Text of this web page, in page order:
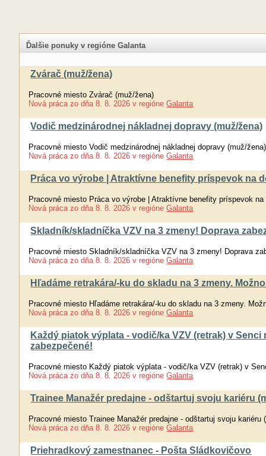
Ďalšie ponuky v regióne Galanta
Zvárač (muž/žena)
Pracovné miesto Zvárač (muž/žena)
Nová práca zo dňa 8. 8. 2026 v regióne Galanta
Vodič medzinárodnej nákladnej dopravy (muž/žena)
Pracovné miesto Vodič medzinárodnej nákladnej dopravy (muž/žena)
Nová práca zo dňa 8. 8. 2026 v regióne Galanta
Práca vo výrobe | Atraktívne benefity príspevok na
Pracovné miesto Práca vo výrobe | Atraktívne benefity príspevok
Nová práca zo dňa 8. 8. 2026 v regióne Galanta
Skladník/skladníčka VZV na 3 zmeny! Doprava
Pracovné miesto Skladník/skladníčka VZV na 3 zmeny! Doprava
Nová práca zo dňa 8. 8. 2026 v regióne Galanta
Hľadáme retrakára/-ku do skladu na 3 zmeny.
Pracovné miesto Hľadáme retrakára/-ku do skladu na 3 zmeny.
Nová práca zo dňa 8. 8. 2026 v regióne Galanta
Každý piatok výplata - vodič/ka VZV (retrak) v
zabezpečené!
Pracovné miesto Každý piatok výplata - vodič/ka VZV (retrak) v
Nová práca zo dňa 8. 8. 2026 v regióne Galanta
Trainee Manažér predajne - odštartuj svoju kariéru
Pracovné miesto Trainee Manažér predajne - odštartuj svoju kariéru
Nová práca zo dňa 8. 8. 2026 v regióne Galanta
Priehradkový zamestnanec - Pošta Sládkovičovo